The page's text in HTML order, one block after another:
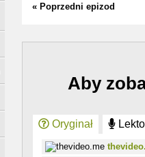
« Poprzedni epizod
Aby
Oryginał